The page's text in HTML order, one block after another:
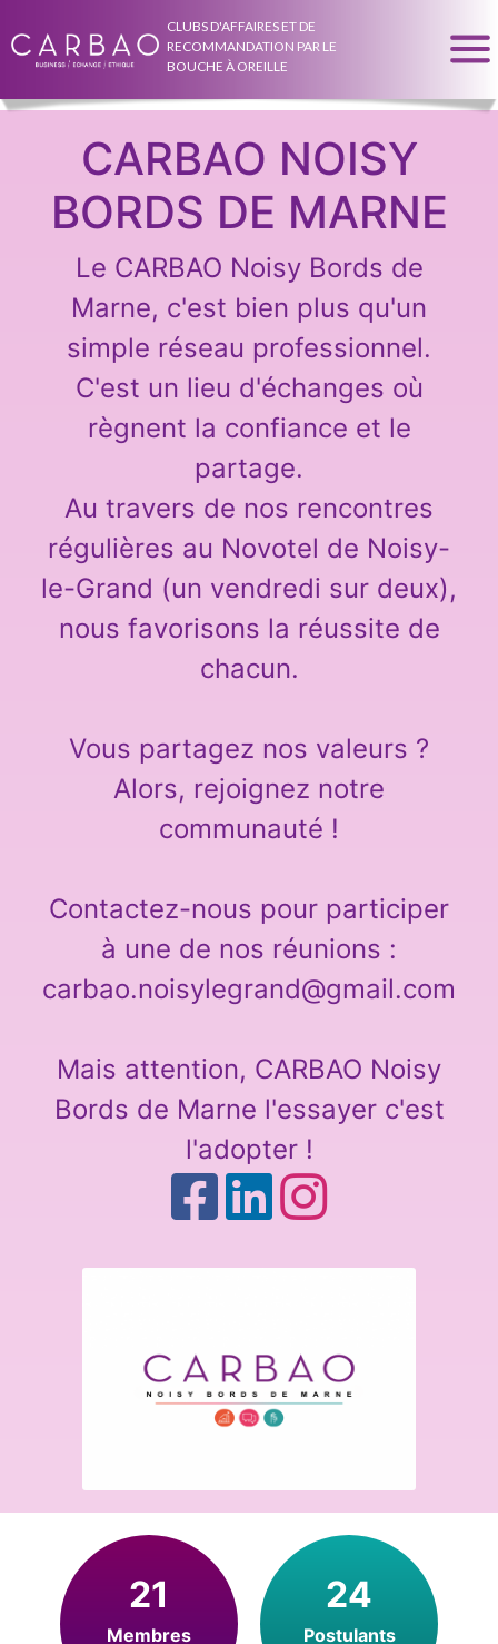
CLUBS D'AFFAIRES ET DE
RECOMMANDATION PAR LE
BOUCHE À OREILLE
CARBAO NOISY
BORDS DE MARNE
Le CARBAO Noisy Bords de
Marne, c'est bien plus qu'un
simple réseau professionnel.
C'est un lieu d'échanges où
règnent la confiance et le
partage.
Au travers de nos rencontres
régulières au Novotel de Noisy-
le-Grand (un vendredi sur deux),
nous favorisons la réussite de
chacun.
Vous partagez nos valeurs ?
Alors, rejoignez notre
communauté !
Contactez-nous pour participer
à une de nos réunions :
carbao.noisylegrand@gmail.com
Mais attention, CARBAO Noisy
Bords de Marne l'essayer c'est
l'adopter !
21
Membres
24
Postulants